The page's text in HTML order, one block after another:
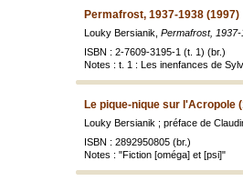
Permafrost, 1937-1938 (1997)
Louky Bersianik, Permafrost,
ISBN : 2-7609-3195-1 (t. 1) (br.)
Notes : t. 1 : Les inenfances de
Le pique-nique sur l'Acropole
Louky Bersianik ; préface de
ISBN : 2892950805 (br.)
Notes : "Fiction [oméga] et [psi]"